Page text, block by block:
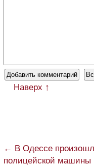
Наверх ↑
← В Одессе
полицейской машины